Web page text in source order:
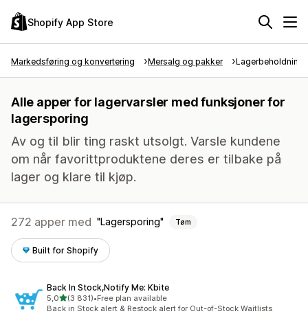
Shopify App Store
Markedsføring og konvertering Mersalg og pakker
Alle apper for lagervarsler med funksjoner for
lagersporing
Av og til blir ting raskt utsolgt. Varsle kundene
om når favorittproduktene deres er tilbake på
lager og klare til kjøp.
272 apper med Lagersporing Tøm
Built for Shopify
Back In Stock,Notify Me: Kbite
5,0av 5 stjerner
(3 831)
Totalt 3831 omtaler
•Free plan available
Back in Stock alert & Restock alert for Out-of-Stock Waitlists